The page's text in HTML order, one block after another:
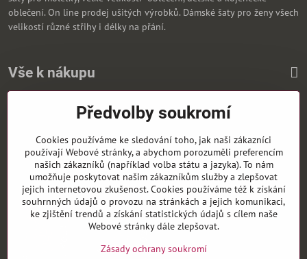
oblečení. On line prodej ušitých výrobků. Dámské šaty pro ženy všech
velikostí různé střihy i délky na přání.
Vše k nákupu
Zasíláme i na SlovenskoPředvolby soukromí
Cookies používáme ke sledování toho, jak naši zákazníci
používají Webové stránky, a abychom porozuměli preferencím
našich zákazníků (například volba státu a jazyka). To nám
umožňuje poskytovat našim zákazníkům služby a zlepšovat
jejich internetovou zkušenost. Cookies používáme též k získání
souhrnných údajů o provozu na stránkách a jejich komunikaci,
ke zjištění trendů a získání statistických údajů s cílem naše
Webové stránky dále zlepšovat.
Zásady ochrany soukromí